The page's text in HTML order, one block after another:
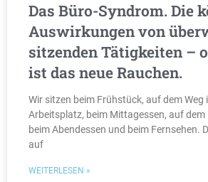
Das Büro-Syndrom. Die
Auswirkungen von
sitzenden Tätigkeiten –
ist das neue Rauchen.
Wir sitzen beim Frühstück, auf dem Weg
Arbeitsplatz, beim Mittagessen, auf dem
beim Abendessen und beim Fernsehen.
auf
WEITERLESEN »